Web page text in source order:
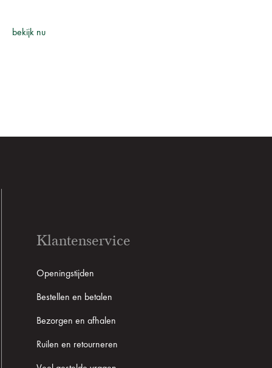
bekijk nu
Klantenservice
Openingstijden
Bestellen en betalen
Bezorgen en afhalen
Ruilen en retourneren